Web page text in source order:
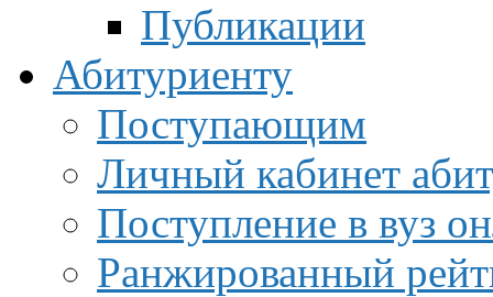
Публикации
Абитуриенту
Поступающим
Личный кабинет
Поступление в вуз
Ранжированный